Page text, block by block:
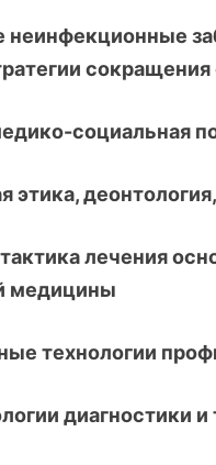
неинфекционные
социальная
этика,
лечения
медицины
технологии
диагностики